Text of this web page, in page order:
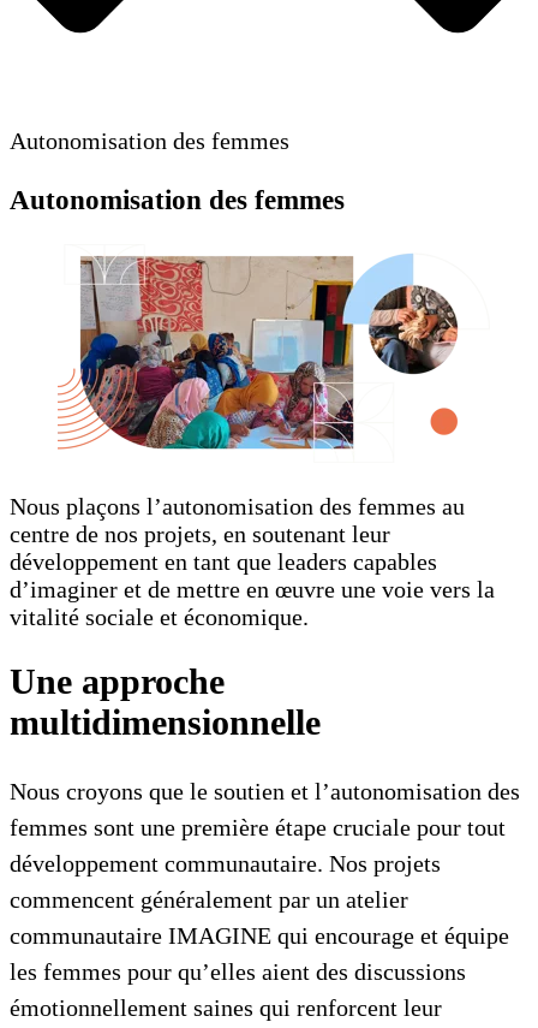
Autonomisation des femmes
Autonomisation des femmes
Nous plaçons l’autonomisation des femmes au
centre de nos projets, en soutenant leur
développement en tant que leaders capables
d’imaginer et de mettre en œuvre une voie vers la
vitalité sociale et économique.
Une approche
multidimensionnelle
Nous croyons que le soutien et l’autonomisation des
femmes sont une première étape cruciale pour tout
développement communautaire. Nos projets
commencent généralement par un atelier
communautaire IMAGINE qui encourage et équipe
les femmes pour qu’elles aient des discussions
émotionnellement saines qui renforcent leur